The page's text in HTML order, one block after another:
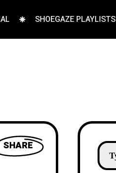
SHOEGAZE PLAYLISTS
SHARE